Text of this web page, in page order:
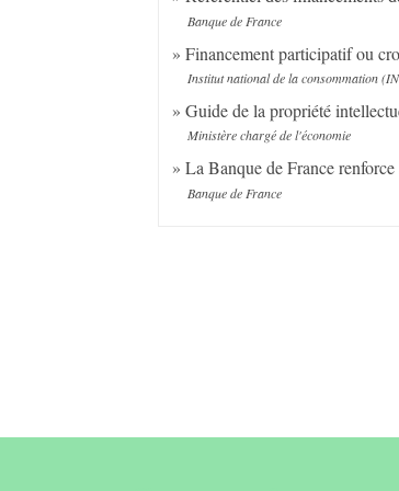
Banque de France
Financement participatif ou
Institut national de la consommation
Guide de la propriété
Ministère chargé de l'économie
La Banque de France
Banque de France